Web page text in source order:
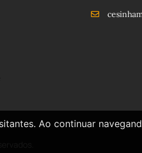
Ao continuar